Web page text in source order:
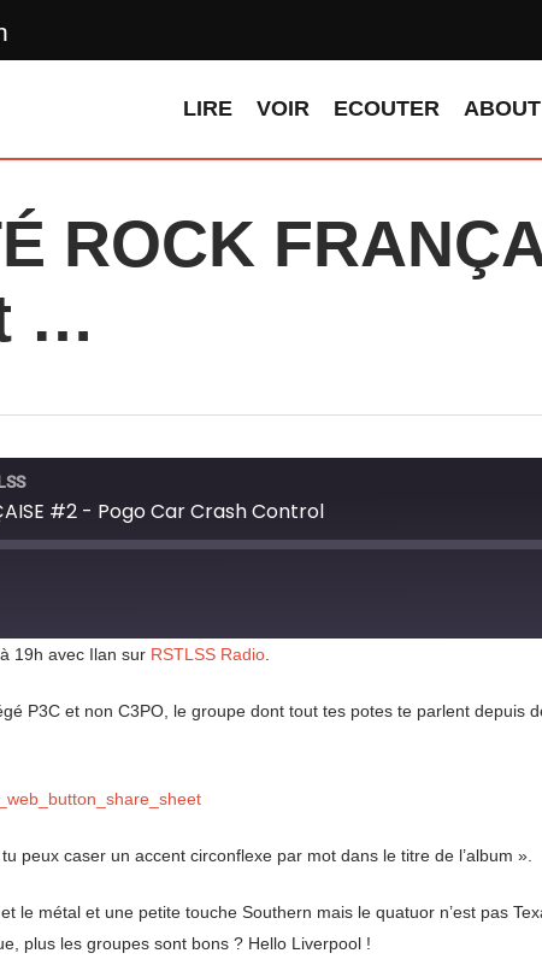
LIRE VOIR ECOUTER ABOUT
ROCK
…
#2 - Pogo Car Crash Control
19h avec Ilan sur RSTLSS Radio
P3C et non C3PO, le groupe dont tout tes potes te parlent
peux caser un accent circonflexe par mot dans le titre de l’album ».
le métal et une petite touche Southern mais le quatuor n’est pas
plus les groupes sont bons ? Hello Liverpool !